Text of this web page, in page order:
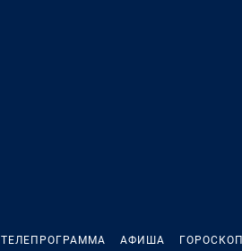
ТЕЛЕПРОГРАММА АФИША ГОРОСКОП